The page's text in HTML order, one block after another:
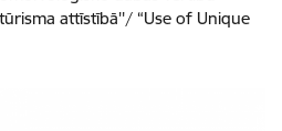
attīstībā''/ “Use of Unique